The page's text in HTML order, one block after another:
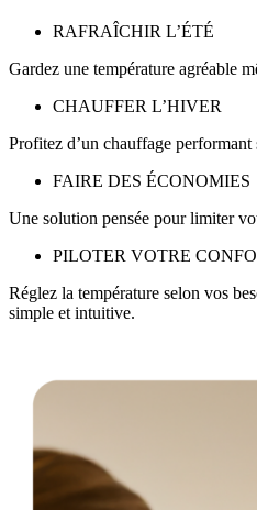
RAFRAÎCHIR L’ÉTÉ
Gardez une température agréable
CHAUFFER L’HIVER
Profitez d’un chauffage performant
FAIRE DES ÉCONOMIES
Une solution pensée pour limiter
PILOTER VOTRE
Réglez la température selon vos
simple et intuitive.